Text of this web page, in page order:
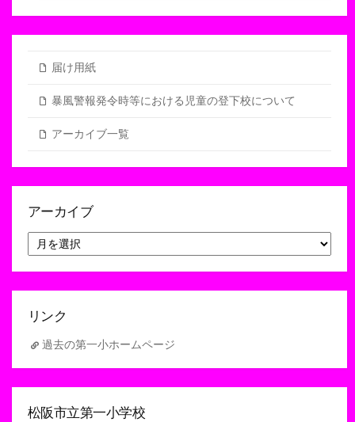
届け用紙
暴風警報発令時等における児童の登下校について
アーカイブ一覧
アーカイブ
ー
カ
リンク
過去の第一小ホームページ
松阪市立第一小学校